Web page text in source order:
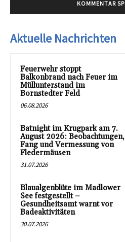
Aktuelle Nachrichten
Feuerwehr stoppt
Balkonbrand nach Feuer im
Müllunterstand im
Bornstedter Feld
06.08.2026
Batnight im Krugpark am 7.
August 2026: Beobachtungen,
Fang und Vermessung von
Fledermäusen
31.07.2026
Blaualgenblüte im Madlower
See festgestellt –
Gesundheitsamt warnt vor
Badeaktivitäten
30.07.2026